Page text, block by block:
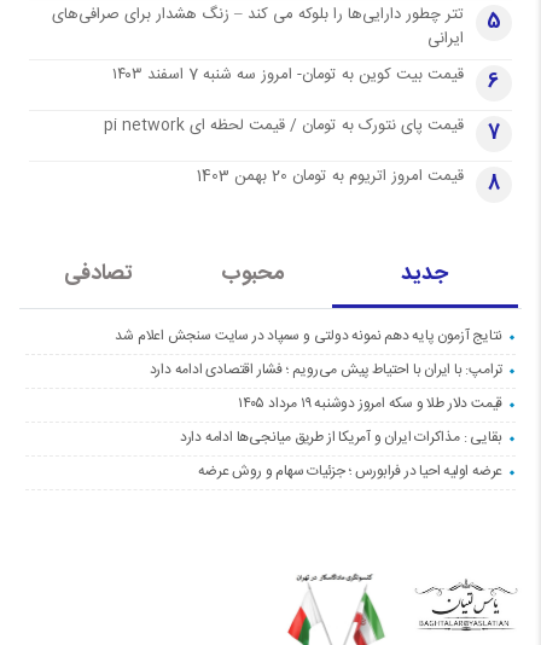
5
تتر چطور دارایی‌ها را بلوکه می کند – زنگ هشدار برای صرافی‌های
ایرانی
6 قیمت بیت کوین به تومان- امروز سه شنبه 7 اسفند ۱۴۰۳
7 قیمت پای نتورک به تومان / قیمت لحظه ای pi network
8 قیمت امروز اتریوم به تومان 20 بهمن 1403
جدید محبوب تصادفی
نتایج آزمون پایه دهم نمونه دولتی و سمپاد در سایت سنجش اعلام شد
ترامپ: با ایران با احتیاط پیش می‌رویم ؛ فشار اقتصادی ادامه دارد
قیمت دلار طلا و سکه امروز دوشنبه ۱۹ مرداد ۱۴۰۵
بقایی : مذاکرات ایران و آمریکا از طریق میانجی‌ها ادامه دارد
عرضه اولیه احیا در فرابورس ؛ جزئیات سهام و روش عرضه